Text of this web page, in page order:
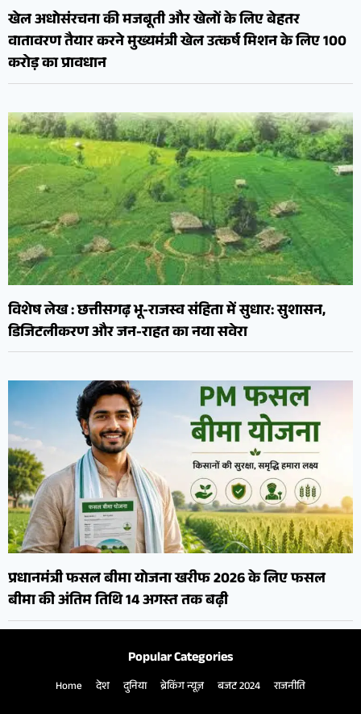
खेल अधोसंरचना की मजबूती और खेलों के लिए बेहतर
वातावरण तैयार करने मुख्यमंत्री खेल उत्कर्ष मिशन के लिए 100
करोड़ का प्रावधान
विशेष लेख : छत्तीसगढ़ भू-राजस्व संहिता में सुधार: सुशासन,
डिजिटलीकरण और जन-राहत का नया सवेरा
प्रधानमंत्री फसल बीमा योजना खरीफ 2026 के लिए फसल
बीमा की अंतिम तिथि 14 अगस्त तक बढ़ी
Popular Categories
Home देश दुनिया ब्रेकिंग न्यूज़ बजट 2024 राजनीति